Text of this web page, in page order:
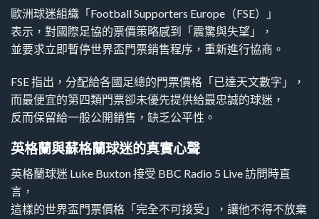
歐洲球迷組織「Football Supporters Europe（FSE）」
表示，對國際足協的票價策略感到「震驚與失望」，
並要求立即暫停世界盃門票銷售程序，重新進行協商。
FSE 指出，分配給各國足總的門票價格「已達天文數字」，
而最便宜的第四類門票卻未優先提供給最忠誠的球迷，
反而保留給一般公開銷售，缺乏公平性。
英格蘭與蘇格蘭球迷的真實心聲
英格蘭球迷 Luke Buxton 接受 BBC Radio 5 Live 訪問時直
言，
這樣的世界盃門票價格「完全不可接受」，讓他不得不放棄